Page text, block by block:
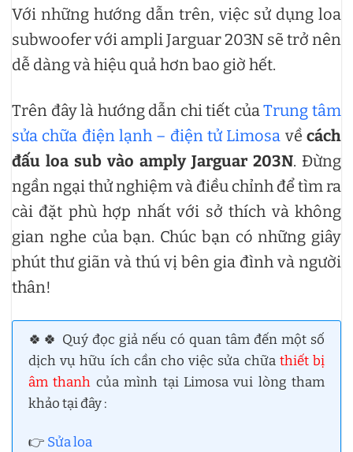
Với những hướng dẫn trên, việc sử dụng loa
subwoofer với ampli Jarguar 203N sẽ trở nên
dễ dàng và hiệu quả hơn bao giờ hết.
Trên đây là hướng dẫn chi tiết củaTrung tâm
sửa chữa điện lạnh – điện tử Limosa vềcách
đấu loa sub vào amply Jarguar 203N. Đừng
ngần ngại thử nghiệm và điều chỉnh để tìm ra
cài đặt phù hợp nhất với sở thích và không
gian nghe của bạn. Chúc bạn có những giây
phút thư giãn và thú vị bên gia đình và người
thân!
🍀🍀 Quý đọc giả nếu có quan tâm đến một số
dịch vụ hữu ích cần cho việc sửa chữa thiết bị
âm thanh của mình tại Limosa vui lòng tham
khảo tại đây :
👉 Sửa loa